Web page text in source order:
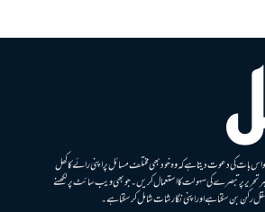
اس بات کی دعوت دیتا ہے کہ وہ خود بھی مختلف مسائل پر اپنی رائے کا کھل
تحریر پر تبصرے کی سہولت کا استعمال کریں۔ جو بھی ویب سائٹ پر لکھنے
مستقل رکن بن سکتا ہے اور اپنی نگارشات شامل کرسکتا ہے۔